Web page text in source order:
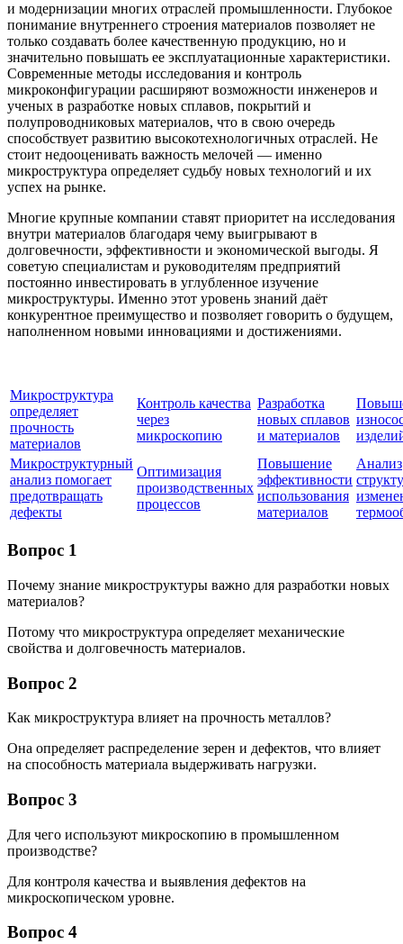
и модернизации многих отраслей промышленности. Глубокое
понимание внутреннего строения материалов позволяет не
только создавать более качественную продукцию, но и
значительно повышать ее эксплуатационные характеристики.
Современные методы исследования и контроль
микроконфигурации расширяют возможности инженеров и
ученых в разработке новых сплавов, покрытий и
полупроводниковых материалов, что в свою очередь
способствует развитию высокотехнологичных отраслей. Не
стоит недооценивать важность мелочей — именно
микроструктура определяет судьбу новых технологий и их
успех на рынке.
Многие крупные компании ставят приоритет на исследования
внутри материалов благодаря чему выигрывают в
долговечности, эффективности и экономической выгоды. Я
советую специалистам и руководителям предприятий
постоянно инвестировать в углубленное изучение
микроструктуры. Именно этот уровень знаний даёт
конкурентное преимущество и позволяет говорить о будущем,
наполненном новыми инновациями и достижениями.
Микроструктура
определяет
прочность
материалов
Контроль качества
через
микроскопию
Разработка
новых сплавов
и материалов
Микроструктурный
анализ помогает
предотвращать
дефекты
Оптимизация
производственных
процессов
Повышение
эффективности
использования
материалов
Анализ
Вопрос 1
Почему знание микроструктуры важно для разработки новых
материалов?
Потому что микроструктура определяет механические
свойства и долговечность материалов.
Вопрос 2
Как микроструктура влияет на прочность металлов?
Она определяет распределение зерен и дефектов, что влияет
на способность материала выдерживать нагрузки.
Вопрос 3
Для чего используют микроскопию в промышленном
производстве?
Для контроля качества и выявления дефектов на
микроскопическом уровне.
Вопрос 4